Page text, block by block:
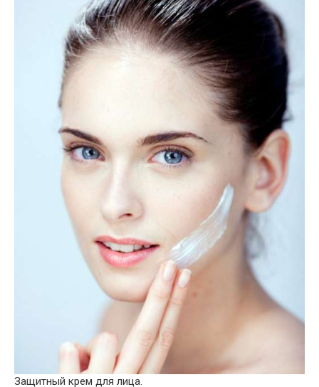
Защитный крем для лица.